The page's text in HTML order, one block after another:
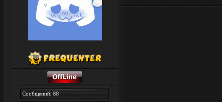
Сообщений: 88